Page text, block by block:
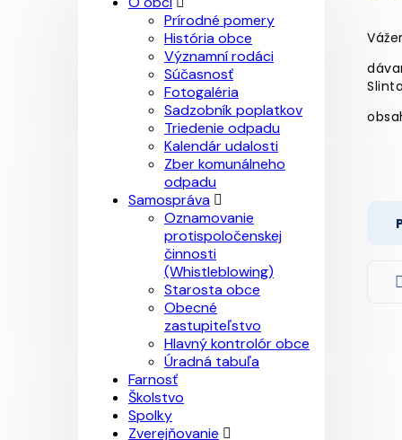
Prírodné pomery
História obce
Významní rodáci
Súčasnosť
Fotogaléria
Sadzobník poplatkov
Triedenie odpadu
Kalendár udalosti
Zber komunálneho
odpadu
Samospráva
Oznamovanie
protispoločenskej
činnosti
(Whistleblowing)
Starosta obce
Obecné
zastupiteľstvo
Hlavný kontrolór obce
Úradná tabuľa
Farnosť
Školstvo
Spolky
Zverejňovanie